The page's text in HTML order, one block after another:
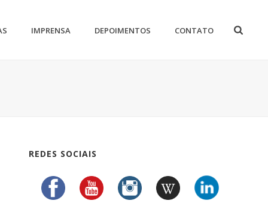
IMPRENSA DEPOIMENTOS CONTATO
REDES SOCIAIS